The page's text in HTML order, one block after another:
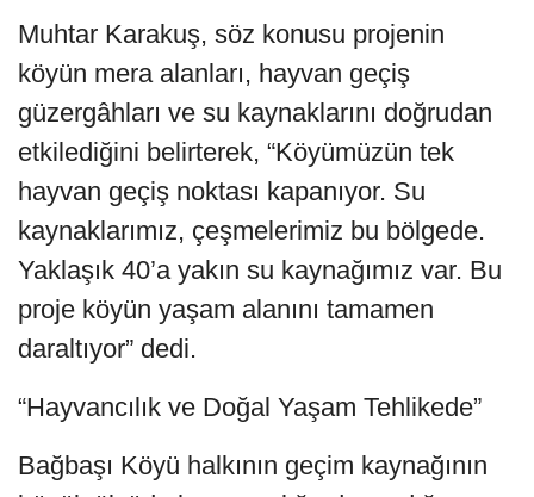
Muhtar Karakuş, söz konusu projenin
köyün mera alanları, hayvan geçiş
güzergâhları ve su kaynaklarını doğrudan
etkilediğini belirterek, “Köyümüzün tek
hayvan geçiş noktası kapanıyor. Su
kaynaklarımız, çeşmelerimiz bu bölgede.
Yaklaşık 40’a yakın su kaynağımız var. Bu
proje köyün yaşam alanını tamamen
daraltıyor” dedi.
“Hayvancılık ve Doğal Yaşam Tehlikede”
Bağbaşı Köyü halkının geçim kaynağının